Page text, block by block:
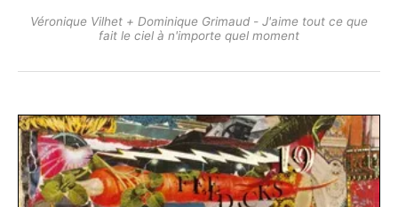
Véronique Vilhet + Dominique Grimaud - J'aime tout ce que
fait le ciel à n'importe quel moment